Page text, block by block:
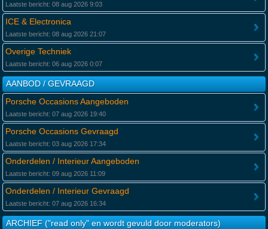
Laatste bericht: 08 aug 2026 9:03
ICE & Electronica
Laatste bericht: 08 aug 2026 21:07
Overige Techniek
Laatste bericht: 06 aug 2026 0:07
AANBOD / GEVRAAGD
Porsche Occasions Aangeboden
Laatste bericht: 07 aug 2026 19:40
Porsche Occasions Gevraagd
Laatste bericht: 03 aug 2026 17:34
Onderdelen / Interieur Aangeboden
Laatste bericht: 09 aug 2026 11:09
Onderdelen / Interieur Gevraagd
Laatste bericht: 07 aug 2026 16:34
ARCHIEF ("read only" en wordt gevuld door moderators)